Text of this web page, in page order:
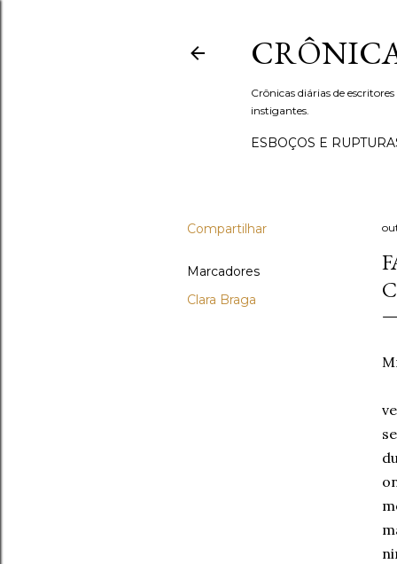
Crônicas diárias de
instigantes.
ESBOÇOS E
Compartilhar
Marcadores
Clara Braga